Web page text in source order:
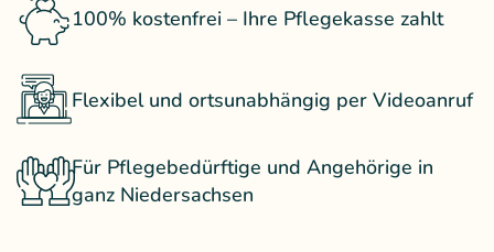
100% kostenfrei – Ihre Pflegekasse zahlt
Flexibel und ortsunabhängig per Videoanruf
Für Pflegebedürftige und Angehörige in
ganz Niedersachsen